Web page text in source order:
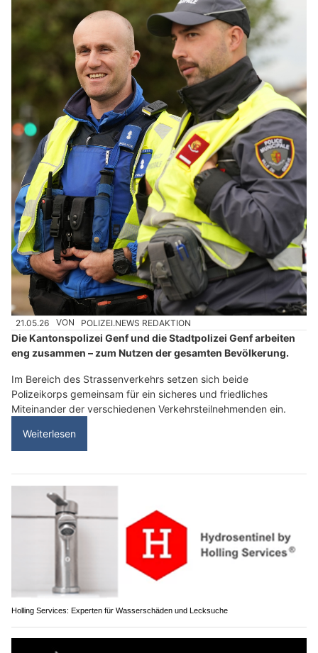
21.05.26 VON POLIZEI.NEWS REDAKTION
Die Kantonspolizei Genf und die Stadtpolizei Genf arbeiten
eng zusammen – zum Nutzen der gesamten Bevölkerung.
Im Bereich des Strassenverkehrs setzen sich beide
Polizeikorps gemeinsam für ein sicheres und friedliches
Miteinander der verschiedenen Verkehrsteilnehmenden ein.
Weiterlesen
Holling Services: Experten für Wasserschäden und Lecksuche